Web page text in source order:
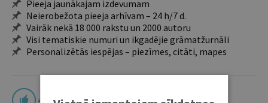
Pieeja jaunākajam izdevumam
Neierobežota pieeja arhīvam – 24 h/7 d.
Vairāk nekā 18 000 rakstu un 2000 autoru
Visi tematiskie numuri un ikgadējie grāmatžurnāli
Personalizētās iespējas – piezīmes, citāti, mapes
4